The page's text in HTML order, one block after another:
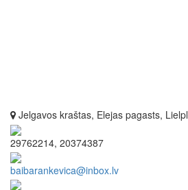
Jelgavos kraštas, Elejas pagasts,
29762214, 20374387
baibarankevica@inbox.lv